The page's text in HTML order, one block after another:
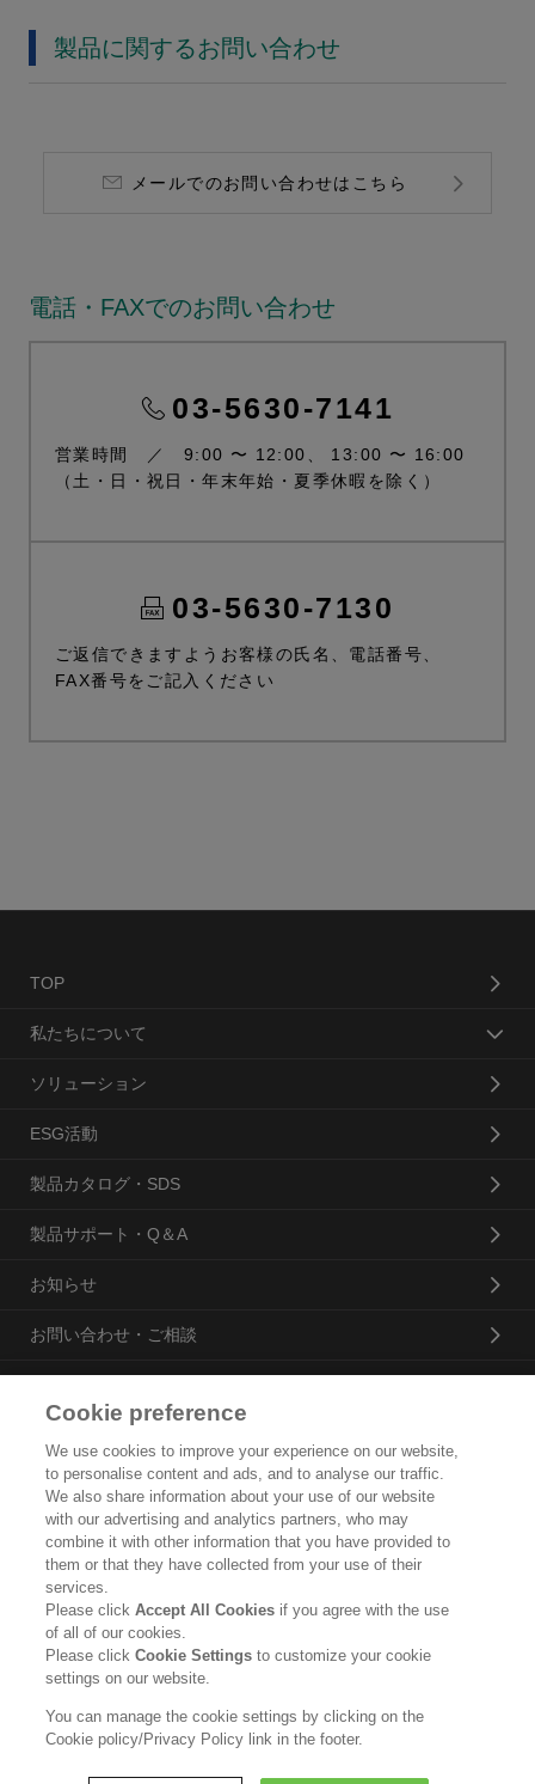
製品に関するお問い合わせ
メールでのお問い合わせはこちら
電話・FAXでのお問い合わせ
03-5630-7141
営業時間 ／ 9:00 〜 12:00、 13:00 〜 16:00
（土・日・祝日・年末年始・夏季休暇を除く）
03-5630-7130
ご返信できますようお客様の氏名、電話番号、
FAX番号をご記入ください
TOP
私たちについて
ソリューション
ESG活動
製品カタログ・SDS
製品サポート・Q＆A
お知らせ
お問い合わせ・ご相談
トップ
企業概要・沿革
製品カタログ
個人情報保護方針
ソーシャルメディアポリシー
Cookie preference
We use cookies to improve your experience on our website,
to personalise content and ads, and to analyse our traffic.
We also share information about your use of our website
with our advertising and analytics partners, who may
combine it with other information that you have provided to
them or that they have collected from your use of their
services.
Please clickAccept All Cookies if you agree with the use
of all of our cookies.
Please clickCookie Settingsto customize your cookie
settings on our website.
You can manage the cookie settings by clicking on the
Cookie policy/Privacy Policy link in the footer.